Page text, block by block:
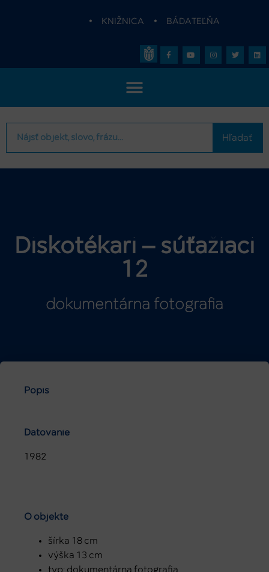
• KNIŽNICA • BÁDATEĽŇA
Hľadať
Diskotékari – súťažiaci
12
dokumentárna fotografia
Popis
Datovanie
1982
O objekte
šírka 18 cm
výška 13 cm
typ: dokumentárna fotografia